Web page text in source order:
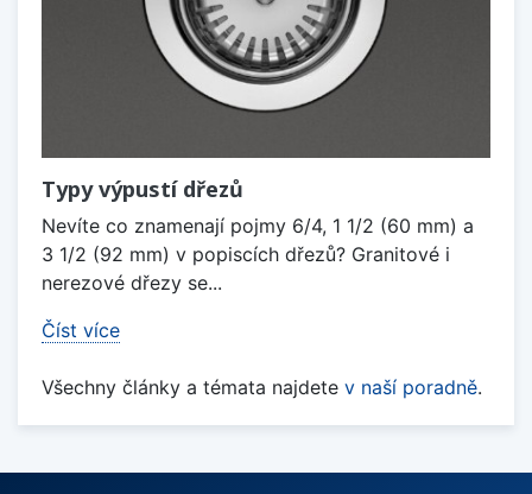
Typy výpustí dřezů
Nevíte co znamenají pojmy 6/4, 1 1/2 (60 mm) a
3 1/2 (92 mm) v popiscích dřezů? Granitové i
nerezové dřezy se...
Číst více
Všechny články a témata najdete v naší poradně.